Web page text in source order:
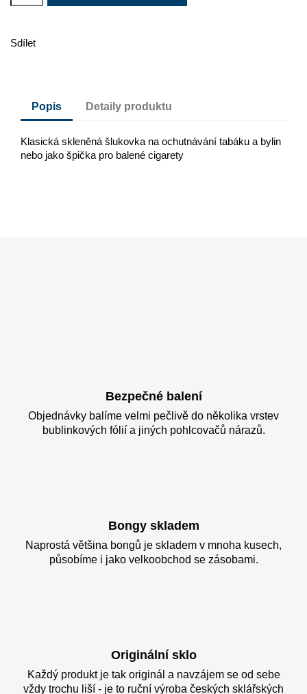
Sdílet
Popis Detaily produktu
Klasická skleněná šlukovka na ochutnávání tabáku a bylin
nebo jako špička pro balené cigarety
Bezpečné balení
Objednávky balíme velmi pečlivě do několika vrstev
bublinkových fólií a jiných pohlcovačů nárazů.
Bongy skladem
Naprostá většina bongů je skladem v mnoha kusech,
působíme i jako velkoobchod se zásobami.
Originální sklo
Každý produkt je tak originál a navzájem se od sebe
vždy trochu liší - je to ruční výroba českých sklářských